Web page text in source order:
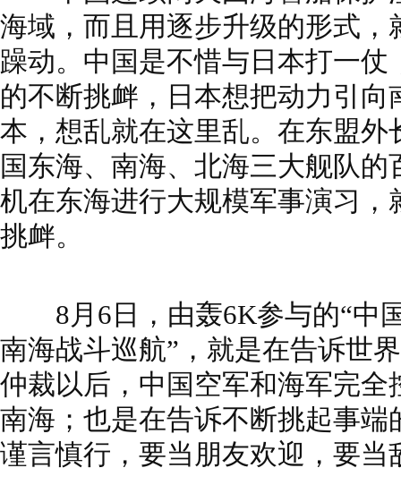
海域，而且用逐步升级的形式，
躁动。中国是不惜与日本打一仗
的不断挑衅，日本想把动力引向
本，想乱就在这里乱。在东盟外
国东海、南海、北海三大舰队
机在东海进行大规模军事演习，
挑衅。
8月6日，由轰6K参与的“中
南海战斗巡航”，就是在告诉世
仲裁以后，中国空军和海军完全
南海；也是在告诉不断挑起事端
谨言慎行，要当朋友欢迎，要当